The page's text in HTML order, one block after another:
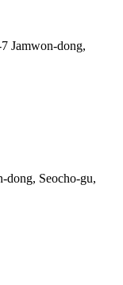
Jamwon-dong,
dong, Seocho-gu,